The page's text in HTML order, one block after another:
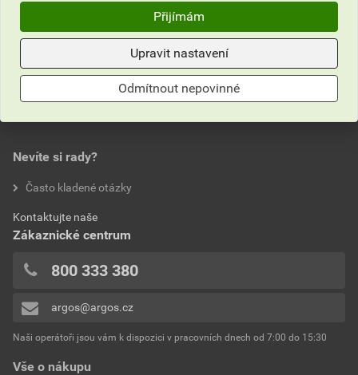
instalace v jakémkoli prostředí. K montáži využijte naši
kvalitníupevňovací techniku, která poskytuje pevné a
spolehlivé uchycení. Vsaďte na moderní a odolná řešení
pro vaše elektroinstalace na argos.cz.
Vše o nákupu
Nevíte si rady?
Často kladené otázky
Kontaktujte naše
Zákaznické centrum
800 333 380
argos@argos.cz
Naši operátoři jsou vám k dispozici v pracovních dnech od 7:00 do 15:30
Přijímám
Upravit nastavení
Odmítnout nepovinné